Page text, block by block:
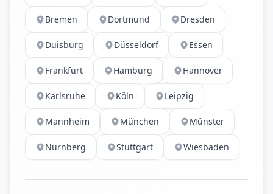
Bremen Dortmund Dresden
Duisburg Düsseldorf Essen
Frankfurt Hamburg Hannover
Karlsruhe Köln Leipzig
Mannheim München Münster
Nürnberg Stuttgart Wiesbaden